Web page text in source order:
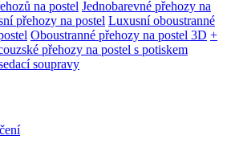
na postel Jednobarevné přehozy na
přehozy na postel Luxusní oboustranné
Oboustranné přehozy na postel 3D +
přehozy na postel s potiskem
soupravy